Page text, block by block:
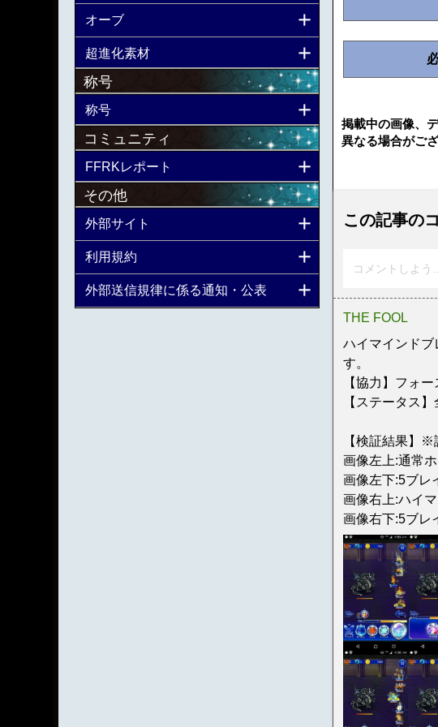
掲載中の画像、
異なる場合がござ
この記事の
コメントしよう...
THE FOOL
ハイマインドブ
す。
【協力】フォ
【ステータス
【検証結果】
画像左上:通常
画像左下:5ブ
画像右上:ハイ
画像右下:5ブ
オーブ
超進化素材
称号
称号
コミュニティ
FFRKレポート
その他
外部サイト
利用規約
外部送信規律に係る通知・公表